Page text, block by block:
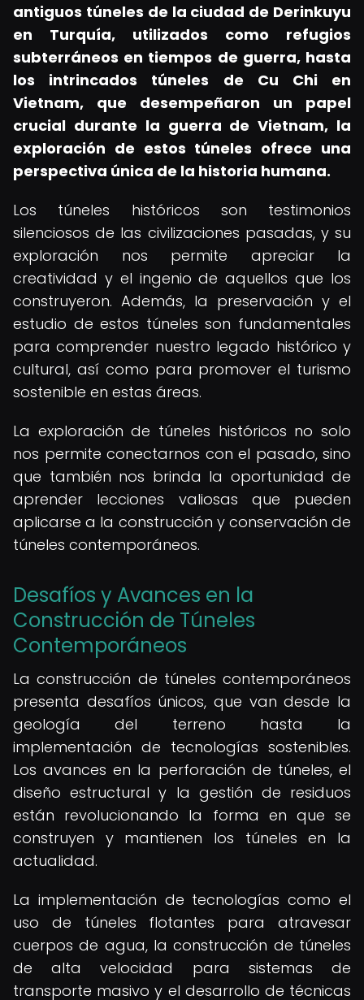
antiguos túneles de la ciudad de Derinkuyu
en Turquía, utilizados como refugios
subterráneos en tiempos de guerra, hasta
los intrincados túneles de Cu Chi en
Vietnam, que desempeñaron un papel
crucial durante la guerra de Vietnam, la
exploración de estos túneles ofrece una
perspectiva única de la historia humana.
Los túneles históricos son testimonios
silenciosos de las civilizaciones pasadas, y su
exploración nos permite apreciar la
creatividad y el ingenio de aquellos que los
construyeron. Además, la preservación y el
estudio de estos túneles son fundamentales
para comprender nuestro legado histórico y
cultural, así como para promover el turismo
sostenible en estas áreas.
La exploración de túneles históricos no solo
nos permite conectarnos con el pasado, sino
que también nos brinda la oportunidad de
aprender lecciones valiosas que pueden
aplicarse a la construcción y conservación de
túneles contemporáneos.
Desafíos y Avances en la
Construcción de Túneles
Contemporáneos
La construcción de túneles contemporáneos
presenta desafíos únicos, que van desde la
geología del terreno hasta la
implementación de tecnologías sostenibles.
Los avances en la perforación de túneles, el
diseño estructural y la gestión de residuos
están revolucionando la forma en que se
construyen y mantienen los túneles en la
actualidad.
La implementación de tecnologías como el
uso de túneles flotantes para atravesar
cuerpos de agua, la construcción de túneles
de alta velocidad para sistemas de
transporte masivo y el desarrollo de técnicas